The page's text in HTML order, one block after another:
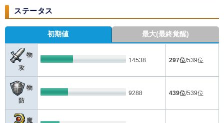
ステータス
初期値 最大(最終覚醒)
物
攻
14538 297位/539位
物
防
9288 439位/539位
魔